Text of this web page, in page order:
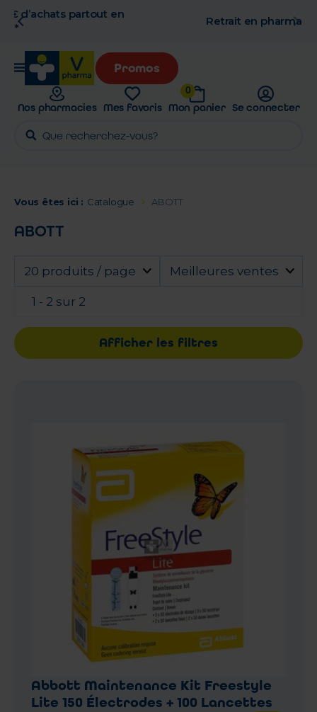
Retrait en pharmacie gratuit
Promos
Nos pharmacies Mes favoris
0
Mon panier Se connecter
Vous êtes ici : Catalogue ABOTT
ABOTT
20 produits / page Meilleures ventes
1 - 2 sur 2
Afficher les filtres
Abbott Maintenance Kit Freestyle
Lite 150 Électrodes + 100 Lancettes